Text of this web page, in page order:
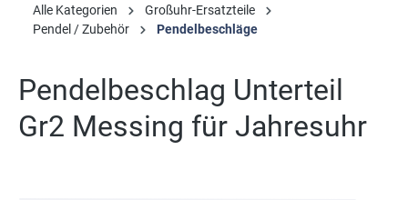
Alle Kategorien
Großuhr-Ersatzteile
Pendel / Zubehör
Pendelbeschläge
Pendelbeschlag Unterteil
Gr2 Messing für Jahresuhr